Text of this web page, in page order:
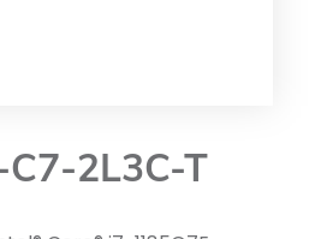
2L3C-T